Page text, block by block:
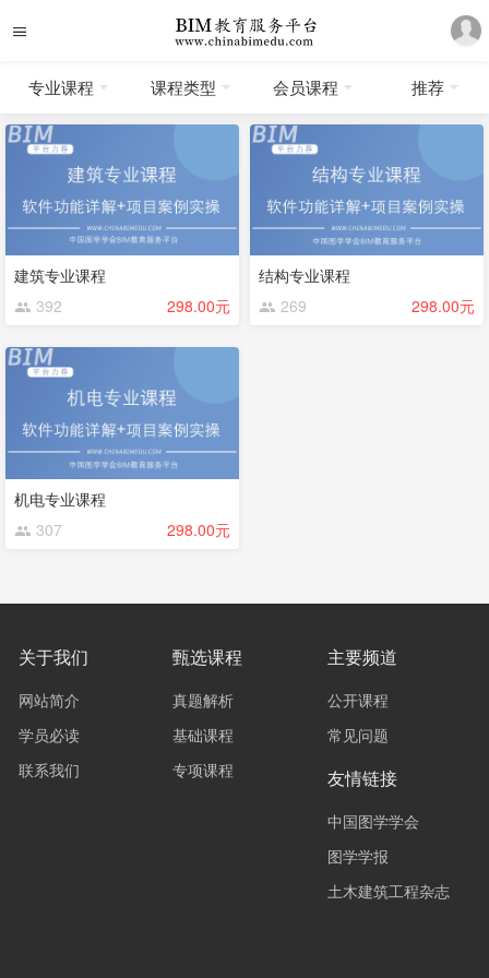
专业课程 课程类型 会员课程 推荐
建筑专业课程
392
298.00元
结构专业课程
269
298.00元
机电专业课程
307
298.00元
关于我们
网站简介
学员必读
联系我们
甄选课程
真题解析
基础课程
专项课程
主要频道
公开课程
常见问题
友情链接
中国图学学会
图学学报
土木建筑工程杂志